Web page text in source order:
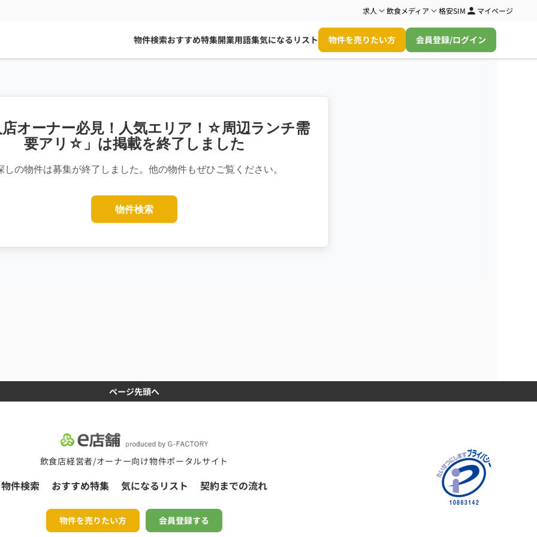
求人 飲食メディア 格安SIM マイページ
物件検索おすすめ特集開業用語集気になるリスト 物件を売りたい方 会員登録/ログイン
オーナー必見！人気エリア！☆周辺ランチ需
要アリ☆」は掲載を終了しました
しの物件は募集が終了しました。他の物件もぜひご覧ください。
物件検索
ページ先頭へ
飲食店経営者/オーナー向け物件ポータルサイト
物件検索 おすすめ特集 気になるリスト 契約までの流れ
物件を売りたい方 会員登録する